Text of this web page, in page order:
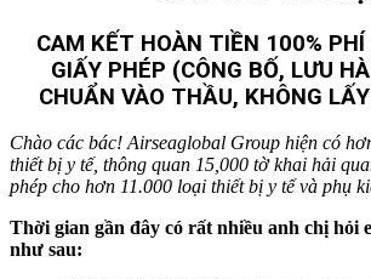
CAM KẾT HOÀN TIỀN 100% PHÍ
GIẤY PHÉP (CÔNG BỐ, LƯU
CHUẨN VÀO THẦU, KHÔNG
Chào các bác! Airseaglobal Group hiện có
thiết bị y tế, thông quan 15,000 tờ khai hải
phép cho hơn 11.000 loại thiết bị y tế và phụ
Thời gian gần đây có rất nhiều anh chị hỏi
như sau: